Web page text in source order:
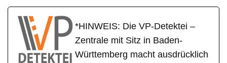
*HINWEIS: Die VP-Detektei –
Zentrale mit Sitz in Baden-
Württemberg macht ausdrücklich